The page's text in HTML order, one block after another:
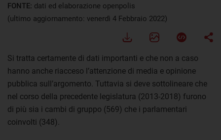
FONTE: dati ed elaborazione openpolis
(ultimo aggiornamento: venerdì 4 Febbraio 2022)
Si tratta certamente di dati importanti e che non a caso
hanno anche riacceso l’attenzione di media e opinione
pubblica sull’argomento. Tuttavia si deve sottolineare che
nel corso della precedente legislatura (2013-2018) furono
di più sia i cambi di gruppo (569) che i parlamentari
coinvolti (348).